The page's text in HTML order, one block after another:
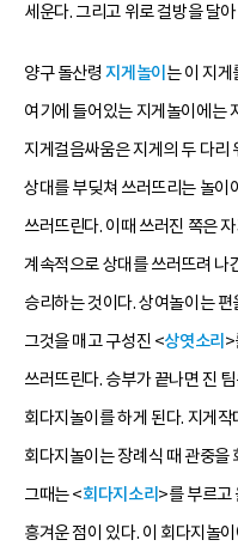
세운다. 그리고 위로 걸방을 달
양구 돌산령지게놀이 는 이 지
여기에 들어있는 지게놀이에는
지게걸음싸움은 지게의 두 다리
상대를 부딪쳐 쓰러뜨리는 놀이
쓰러뜨린다. 이때 쓰러진 쪽은
계속적으로 상대를 쓰러뜨려 나
승리하는 것이다. 상여놀이는
그것을 매고 구성진 <상엿소리 >
쓰러뜨린다. 승부가 끝나면 진
회다지놀이를 하게 된다. 지게
회다지놀이는 장례식 때 관중을
그때는 <회다지소리 >를 부르고
흥겨운 점이 있다. 이 회다지놀